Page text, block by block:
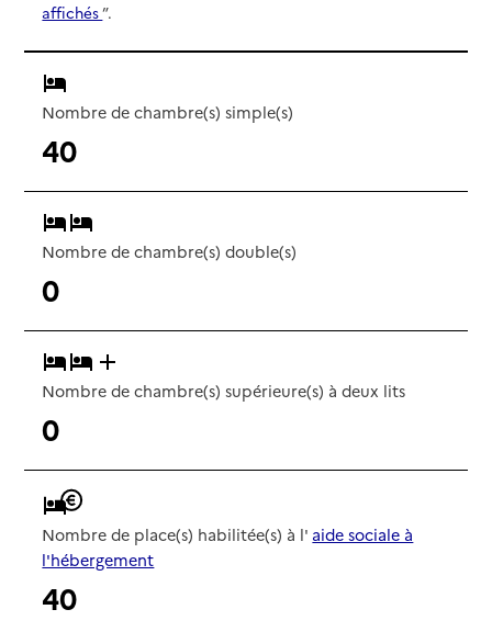
affichés”.
Nombre de chambre(s) simple(s)
40
Nombre de chambre(s) double(s)
0
Nombre de chambre(s) supérieure(s) à deux lits
0
Nombre de place(s) habilitée(s) à l' aide sociale à
l'hébergement
40